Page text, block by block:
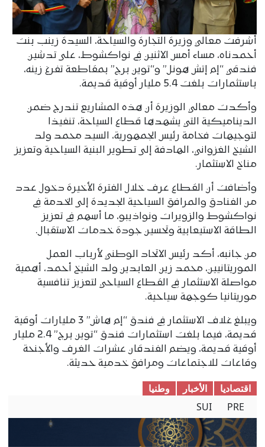
أشرفت معالي وزيرة التجارة والسياحة، السيدة زينب بنت
أحمدناه، مساء أمس الاثنين في نواكشوط، على تدشين
فندقي “إم إتش هونل” و“توين برج” بمقاطعة تفرغ زينه،
باستثمارات بلغت 5.4 مليار أوقية قديمة.
وأكدت معالي الوزيرة أن هذه المشاريع تندرج ضمن
الديناميكية التي يشهدها قطاع السياحة، تنفيذا
لتوجيهات فخامة رئيس الجمهورية، السيد محمد ولد
الشيخ الغزواني، الهادفة إلى تطوير البنية السياحية وتعزيز
مناخ الاستثمار.
وأضافت أن القطاع عرف خلال الفترة الأخيرة دخول عدد
من الفنادق والمرافق السياحية الجديدة إلى الخدمة في
نواكشوط والزويرات ونواذيبو، ما أسهم في تعزيز
الطاقة الاستيعابية وتحسين جودة خدمات الاستقبال.
من جانبه، أكد رئيس الاتحاد الوطني لأرباب العمل
الموريتانيين، محمد زين العابدين ولد الشيخ أحمد، أهمية
مواصلة الاستثمار في القطاع السياحي لتعزيز تنافسية
موريتانيا كوجهة سياحية.
ويبلغ غلاف الاستثمار في فندق “إم هاش” 3 مليارات أوقية
قديمة، فيما بلغت استثمارات فندق “توين برج” 2.4 مليار
أوقية قديمة، ويضم الفندقان عشرات الغرف والأجنحة
وقاعات للاجتماعات ومرافق خدمية حديثة.
اقتصادیا الأخبار
وطنیا
PRE
SUI